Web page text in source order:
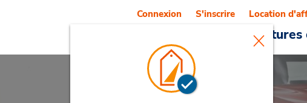
Voitures
Connexion S'inscrire Location